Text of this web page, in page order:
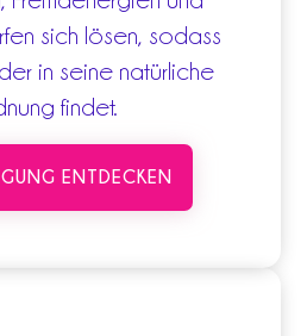
sich lösen, sodass
in seine natürliche
findet.
ENTDECKEN